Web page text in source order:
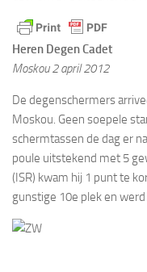
Heren Degen Cadet
Moskou 2 april 2012
De degenschermers
Moskou. Geen soepele
schermtassen de dag er
poule uitstekend met 5
(ISR) kwam hij 1 punt te
gunstige 10e plek en